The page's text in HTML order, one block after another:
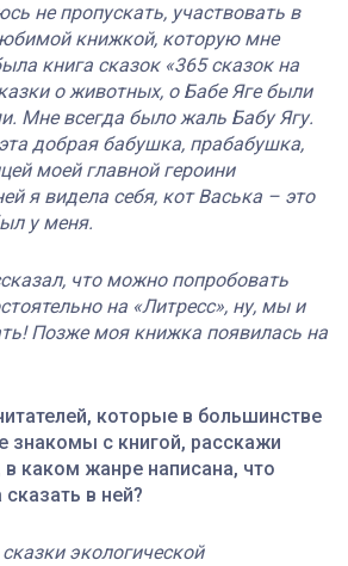
не пропускать, участвовать в
книжкой, которую мне
книга сказок «365 сказок на
о животных, о Бабе Яге были
Мне всегда было жаль Бабу Ягу.
добрая бабушка, прабабушка,
моей главной героини
я видела себя, кот Васька – это
у меня.
что можно попробовать
на «Литресс», ну, мы и
Позже моя книжка появилась на
которые в большинстве
знакомы с книгой, расскажи
каком жанре написана, что
в ней?
экологической